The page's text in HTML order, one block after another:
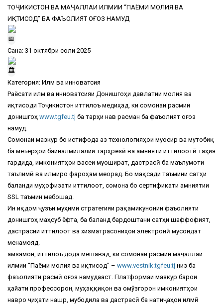
ТОҶИКИСТОН ВА МАҶАЛЛАИ ИЛМИИ “ПАЁМИ МОЛИЯ ВА
ИҚТИСОД” БА ФАЪОЛИЯТ ОҒОЗ НАМУД
Сана: 31 октябри соли 2025
Категория: Илм ва инноватсия
Раёсати илм ва инноватсияи Донишгоҳи давлатии молия ва
иқтисоди Тоҷикистон иттилоъ медиҳад, ки сомонаи расмии
донишгоҳ www.tgfeu.tj ба тарҳи нав расман ба фаъолият оғоз
намуд.
Сомонаи мазкур бо истифода аз технологияҳои муосир ва мутобиқ
ба меъёрҳои байналмилалии тарҳрезӣ ва амнияти иттилоотӣ таҳия
гардида, имкониятҳои васеи муошират, дастрасӣ ба маълумоти
таълимӣ ва илмиро фароҳам меорад. Бо мақсади таъмини сатҳи
баланди муҳофизати иттилоот, сомона бо сертификати амниятии
SSL таъмин мебошад.
Ин иқдом ҷузъи муҳими стратегияи рақамикунонии фаъолияти
донишгоҳ маҳсуб ёфта, ба баланд бардоштани сатҳи шаффофият,
дастрасии иттилоот ва хизматрасониҳои электронӣ мусоидат
менамояд.
Ҳамзамон, иттилоъ дода мешавад, ки сомонаи расмии маҷаллаи
илмии “Паёми молия ва иқтисод” – www.vestnik.tgfeu.tj низ ба
фаъолияти расмӣ оғоз намудааст. Платформаи мазкур барои
ҳайати профессорон, муҳаққиқон ва омӯзгорон имкониятҳои
навро ҷиҳати нашр, мубодила ва дастрасӣ ба натиҷаҳои илмӣ